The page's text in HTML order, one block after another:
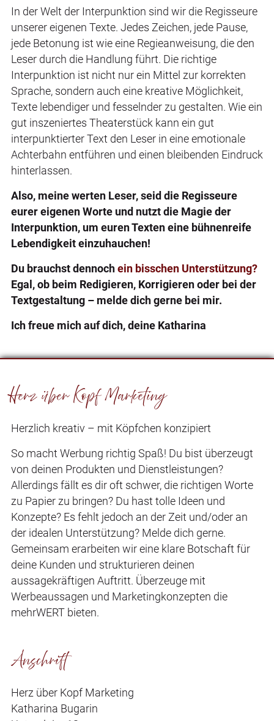
In der Welt der Interpunktion sind wir die Regisseure
unserer eigenen Texte. Jedes Zeichen, jede Pause,
jede Betonung ist wie eine Regieanweisung, die den
Leser durch die Handlung führt. Die richtige
Interpunktion ist nicht nur ein Mittel zur korrekten
Sprache, sondern auch eine kreative Möglichkeit,
Texte lebendiger und fesselnder zu gestalten. Wie ein
gut inszeniertes Theaterstück kann ein gut
interpunktierter Text den Leser in eine emotionale
Achterbahn entführen und einen bleibenden Eindruck
hinterlassen.
Also, meine werten Leser, seid die Regisseure
eurer eigenen Worte und nutzt die Magie der
Interpunktion, um euren Texten eine bühnenreife
Lebendigkeit einzuhauchen!
Du brauchst dennoch ein bisschen Unterstützung?
Egal, ob beim Redigieren, Korrigieren oder bei der
Textgestaltung – melde dich gerne bei mir.
Ich freue mich auf dich, deine Katharina
Herz über Kopf Marketing
Herzlich kreativ – mit Köpfchen konzipiert
So macht Werbung richtig Spaß! Du bist überzeugt
von deinen Produkten und Dienstleistungen?
Allerdings fällt es dir oft schwer, die richtigen Worte
zu Papier zu bringen? Du hast tolle Ideen und
Konzepte? Es fehlt jedoch an der Zeit und/oder an
der idealen Unterstützung? Melde dich gerne.
Gemeinsam erarbeiten wir eine klare Botschaft für
deine Kunden und strukturieren deinen
aussagekräftigen Auftritt. Überzeuge mit
Werbeaussagen und Marketingkonzepten die
mehrWERT bieten.
Anschrift
Herz über Kopf Marketing
Katharina Bugarin